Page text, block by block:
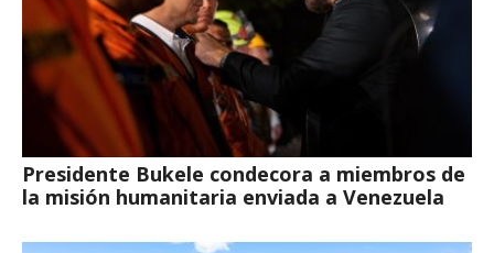
Presidente Bukele condecora a miembros de
la misión humanitaria enviada a Venezuela